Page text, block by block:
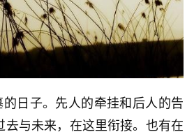
日子。先人的牵挂和后人的告
去与未来，在这里衔接。也有在